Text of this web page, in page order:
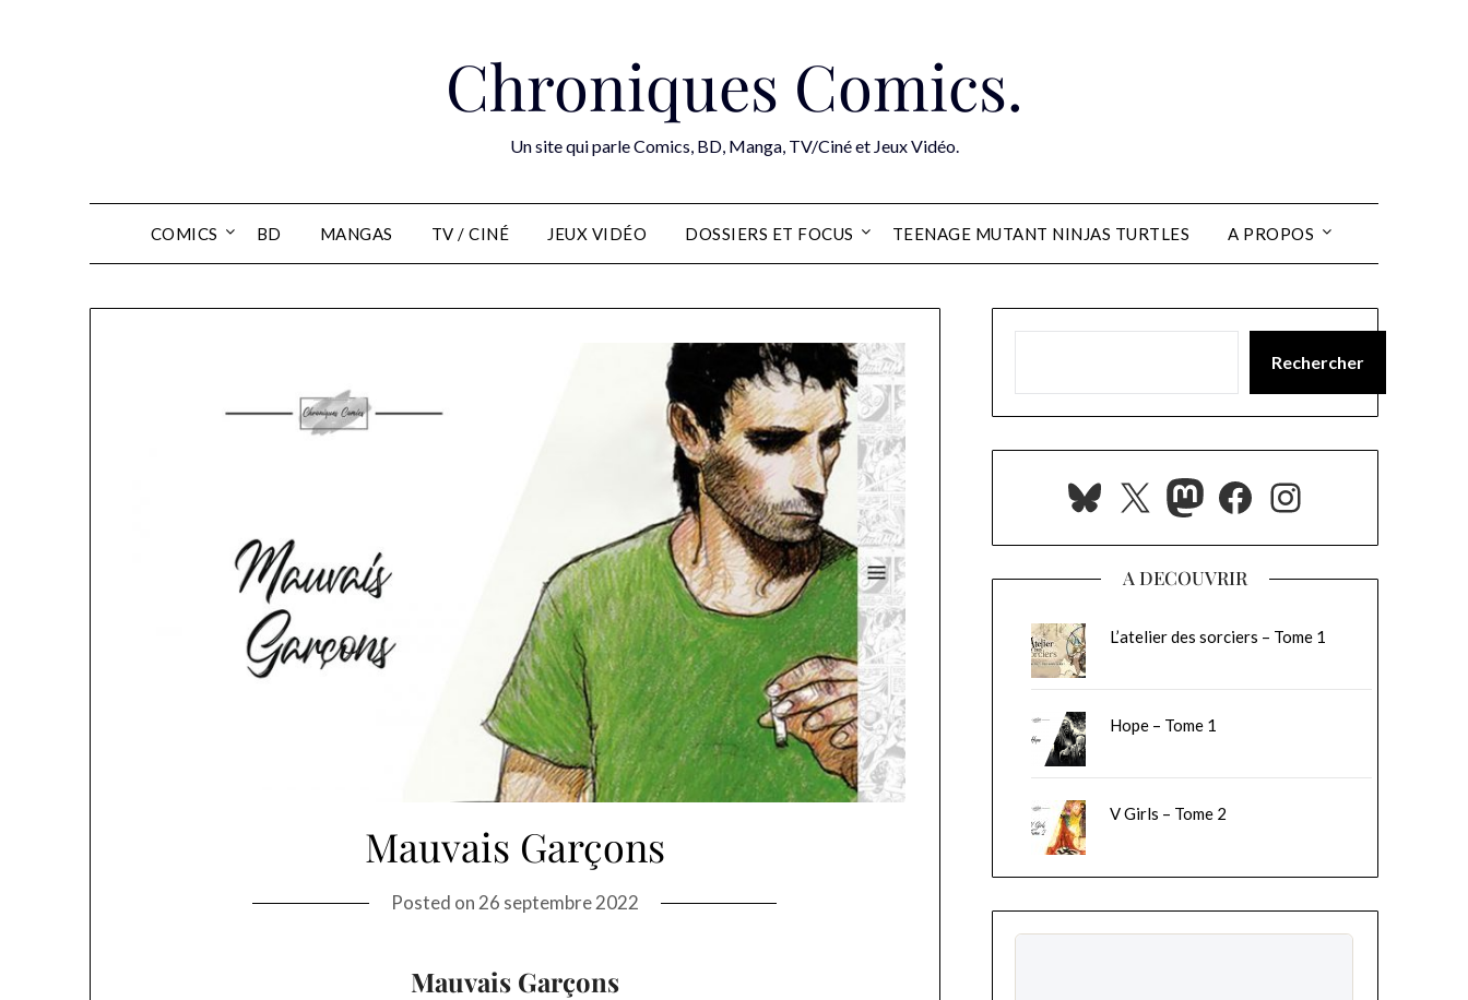
Chroniques Comics.
Un site qui parle Comics, BD, Manga, TV/Ciné et Jeux Vidéo.
COMICS BD MANGAS TV / CINÉ JEUX VIDÉO DOSSIERS ET FOCUS TEENAGE MUTANT NINJAS TURTLES A PROPOS
Mauvais Garçons
Posted on 26 septembre 2022
Mauvais Garçons
Rechercher
Bluesky
X Mastodon
Facebook
Instagram
A DECOUVRIR
L’atelier des sorciers – Tome 1
Hope – Tome 1
V Girls – Tome 2